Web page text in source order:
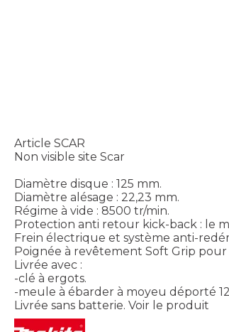
Article SCAR
Non visible site Scar
Diamètre disque : 125 mm.
Diamètre alésage : 22,23 mm.
Régime à vide : 8500 tr/min.
Protection anti retour kick-back : le
Frein électrique et système anti-
Poignée à revêtement Soft Grip
Livrée avec :
-clé à ergots.
-meule à ébarder à moyeu déporté
Livrée sans batterie. Voir le produit